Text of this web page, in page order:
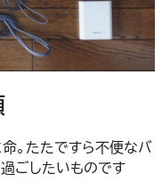
。たたですら不便なバ
ごしたいものです